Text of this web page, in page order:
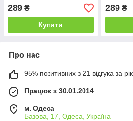
289 ₴
Купити
289₴
Про нас
95% позитивних з 21 відгука за рік
Працює з 30.01.2014
м. Одеса
Базова, 17, Одеса, Україна